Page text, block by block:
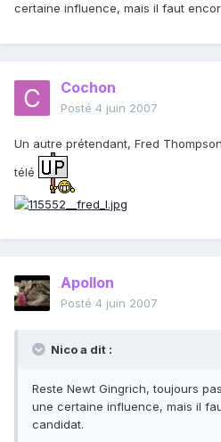
certaine influence, mais il faut
Cochon
Posté 4 juin 2007
Un autre prétendant, Fred
télé
Apollon
Posté 4 juin 2007
Nico a dit :
Reste Newt Gingrich, toujours
une certaine influence, mais il
candidat.